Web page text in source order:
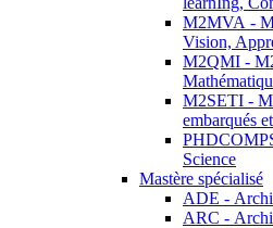
M2MVA -
Vision,
M2QMI -
M2SETI -
embarqués
Science
Mastère spécialisé
ADE -
ARC -